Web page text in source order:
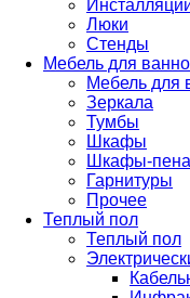
Люки
Стенды
Мебель для
Мебель для
Зеркала
Тумбы
Шкафы
Шкафы-
Гарнитуры
Прочее
Теплый пол
Теплый пол